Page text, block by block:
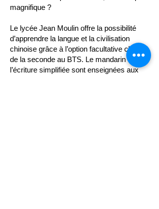
magnifique ?
Le lycée Jean Moulin offre la possibilité
d’apprendre la langue et la civilisation
chinoise grâce à l’option facultative chinois,
de la seconde au BTS. Le mandarin et
l’écriture simplifiée sont enseignées aux